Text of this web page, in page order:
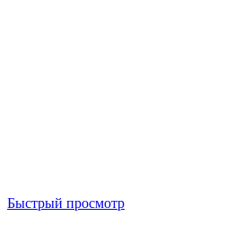
Быстрый просмотр